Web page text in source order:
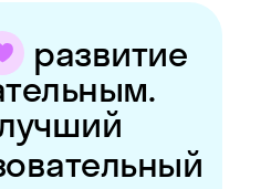
развитие
→
→